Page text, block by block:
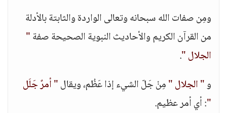
ومِن صفات الله سبحانه وتعالى الواردة والثابتة بالأدلة
من القرآن الكريم والأحاديث النبوية الصحيحة صفة"
الجلال ".
و" الجلال "مِنْ جَلّ الشيء إذا عَظُم، ويقال" أمرٌ جَلَل
": أي أمر عظيم.